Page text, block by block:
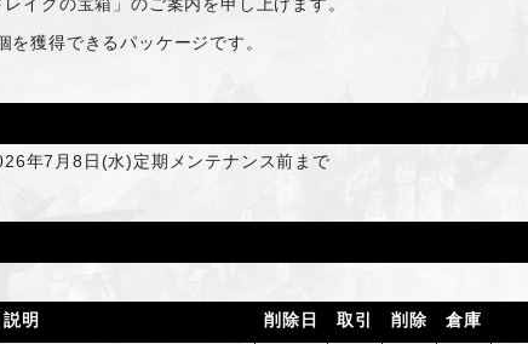
イクの宝箱」のご案内を申し上げます。
獲得できるパッケージです。
年7月8日(水)定期メンテナンス前まで
説明 削除日 取引 削除 倉庫